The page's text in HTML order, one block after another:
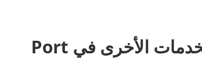
مشاركة المشاوير والخدمات الأخرى في Port